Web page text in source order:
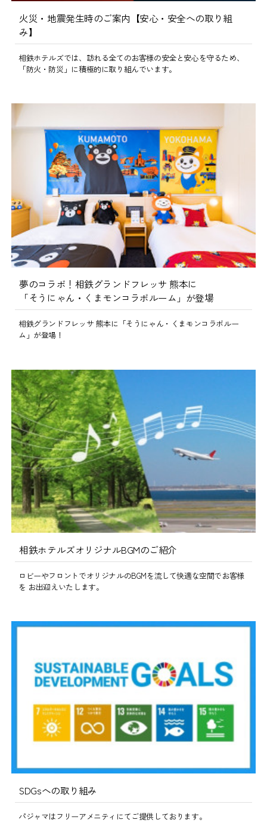
火災・地震発生時のご案内【安心・安全への取り組
み】
相鉄ホテルズでは、訪れる全てのお客様の安全と安心を守るため、
「防火・防災」に積極的に取り組んでいます。
夢のコラボ！相鉄グランドフレッサ 熊本に
「そうにゃん・くまモンコラボルーム」が登場
相鉄グランドフレッサ 熊本に「そうにゃん・くまモンコラボルー
ム」が登場！
相鉄ホテルズオリジナルBGMのご紹介
ロビーやフロントでオリジナルのBGMを流して快適な空間でお客様
を お出迎えいたします。
SDGsへの取り組み
パジャマはフリーアメニティにてご提供しております。